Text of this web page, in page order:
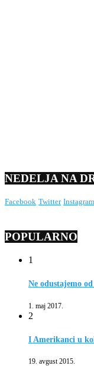
NEDELJA NA
Facebook Twitter Instagram
POPULARNO
1
Ne odustajemo
1. maj 2017.
2
I Amerikanci u
19. avgust 2015.